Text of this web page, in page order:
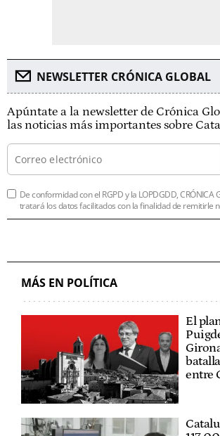
NEWSLETTER CRÓNICA GLOBAL
Apúntate a la newsletter de Crónica
las noticias más importantes sobre
De conformidad con el RGPD y la LOPDGDD, CRÓNICA
tratará los datos facilitados con la finalidad de remitirle
MÁS EN POLÍTICA
El
entre